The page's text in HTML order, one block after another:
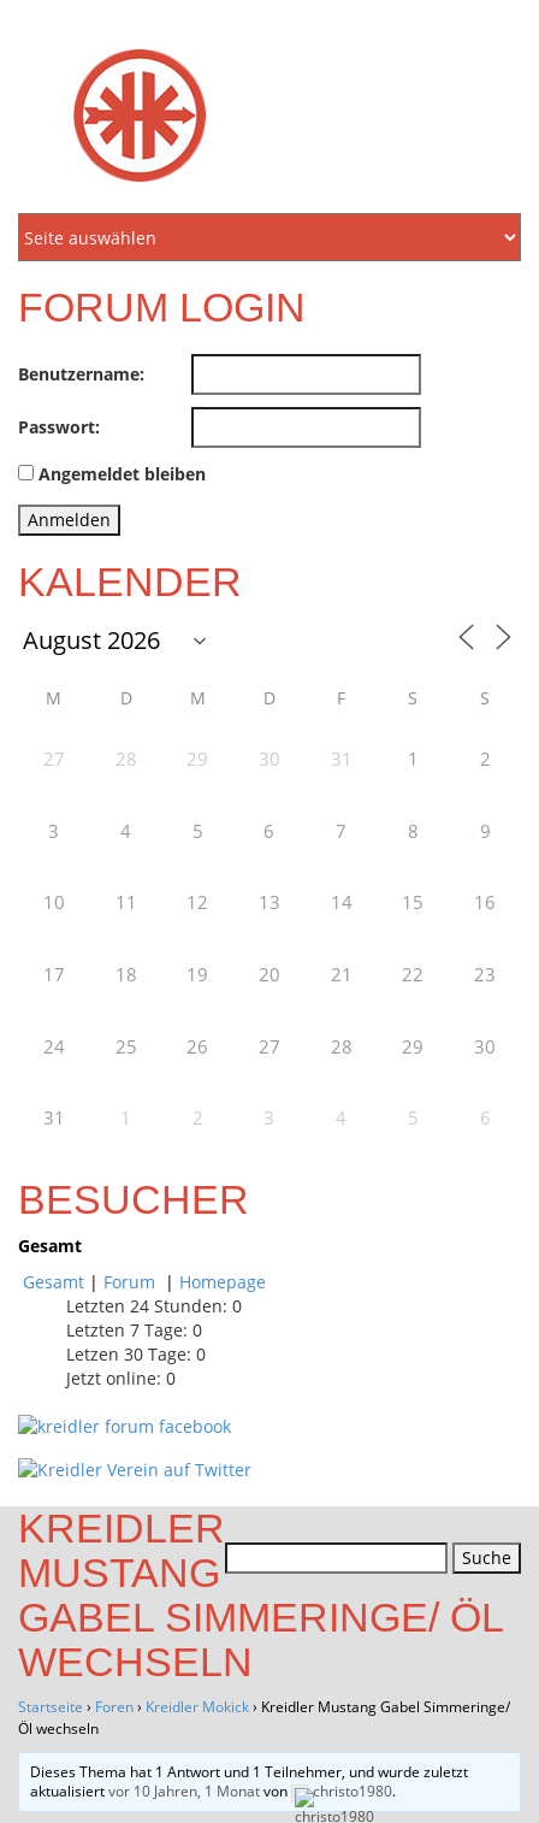
FORUM LOGIN
Benutzername:
Passwort:
Angemeldet bleiben
Anmelden
KALENDER
M D M D F S S
27 28 29 30 31 1 2
3 4 5 6 7 8 9
10 11 12 13 14 15 16
17 18 19 20 21 22 23
24 25 26 27 28 29 30
31 1 2 3 4 5 6
BESUCHER
Gesamt
Gesamt | Forum | Homepage
Letzten 24 Stunden: 0
Letzten 7 Tage: 0
Letzen 30 Tage: 0
Jetzt online: 0
nach:
KREIDLER
MUSTANG
GABEL SIMMERINGE/ ÖL
WECHSELN
Startseite › Foren› Kreidler Mokick› Kreidler Mustang Gabel Simmeringe/
Öl wechseln
Dieses Thema hat 1 Antwort und 1 Teilnehmer, und wurde zuletzt
aktualisiertvor 10 Jahren, 1 Monatvon christo1980.